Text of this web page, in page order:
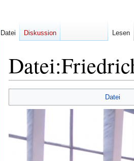
Datei:
Navigation
Suche
Datei
Datei Diskussion Lesen